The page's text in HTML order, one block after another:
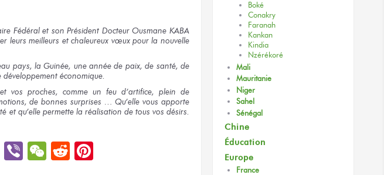
Fédéral et son Président Docteur Ousmane KABA
leurs meilleurs et chaleureux vœux pour la nouvelle
pays, la Guinée, une année de paix, de santé, de
économique.
vos proches, comme un feu d’artifice, plein de
de bonnes surprises … Qu’elle vous apporte
et qu’elle permette la réalisation de tous vos désirs.
SkypeViberWeChat
Reddit
Boké
Conakry
Faranah
Kankan
Kindia
Nzérékoré
Mali
Mauritanie
Niger
Sahel
Sénégal
Chine
Éducation
Europe
France